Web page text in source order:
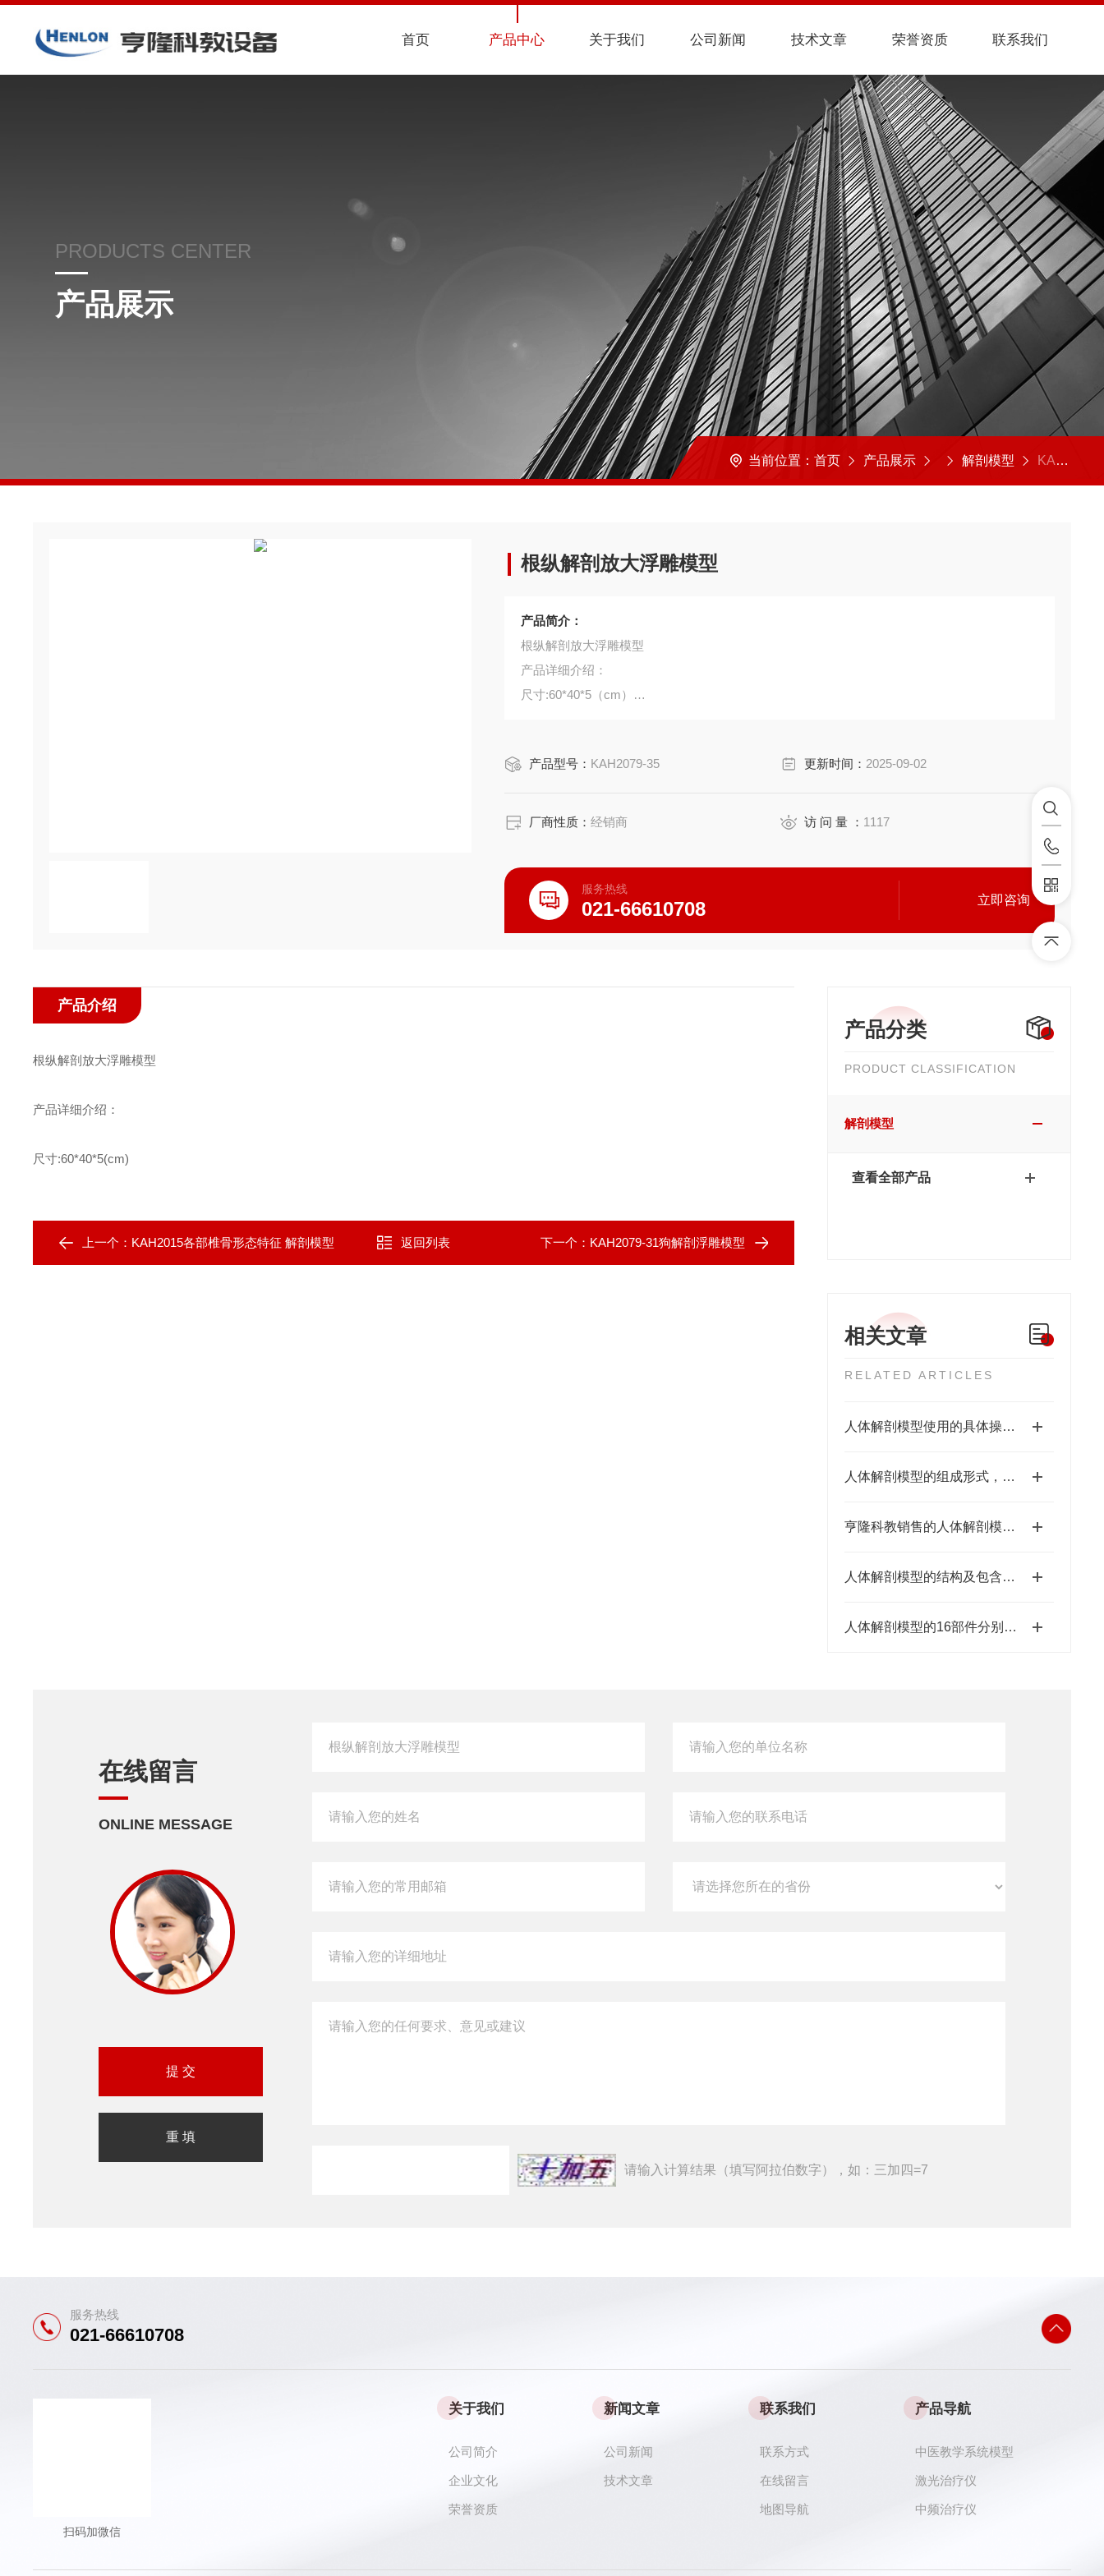
首页 产品中心 关于我们 公司新闻 技术文章 荣誉资质 联系我们
PRODUCTS CENTER
产品展示
当前位置： 首页 产品展示 解剖模型 KAH2079-35根纵解剖放大浮雕模型
根纵解剖放大浮雕模型
产品简介：
根纵解剖放大浮雕模型
产品详细介绍：
尺寸:60*40*5（cm）
产品型号： KAH2079-35 更新时间： 2025-09-02
厂商性质：经销商 访 问 量 ： 1117
服务热线
021-66610708 立即咨询
产品分类
PRODUCT CLASSIFICATION
解剖模型
查看全部产品
相关文章
RELATED ARTICLES
人体解剖模型使用的具体操作步骤
人体解剖模型的组成形式，都有哪些器官呢
亨隆科教销售的人体解剖模型有各种尺寸规格的
人体解剖模型的结构及包含的完整课程
人体解剖模型的16部件分别是哪些
产品介绍
根纵解剖放大浮雕模型
产品详细介绍：
尺寸:60*40*5(cm)
上一个： KAH2015各部椎骨形态特征 解剖模型 返回列表 下一个： KAH2079-31狗解剖浮雕模型
在线留言
ONLINE MESSAGE
请输入计算结果（填写阿拉伯数字），如：三加四=7
服务热线
021-66610708
扫码加微信
关于我们
公司简介
企业文化
荣誉资质
新闻文章
公司新闻
技术文章
联系我们
联系方式
在线留言
地图导航
产品导航
中医教学系统模型
激光治疗仪
中频治疗仪